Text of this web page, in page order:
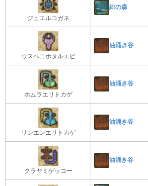
ジュエルコガネ
緋の森
ウスベニホタルエビ
油涌き谷
ホムラエリトカゲ
油涌き谷
リンエンエリトカゲ
油涌き谷
クラヤミゲッコー
油涌き谷